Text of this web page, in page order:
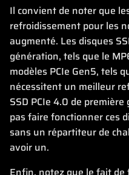
Il convient de noter que
refroidissement pour les
augmenté. Les disques
génération, tels que le
modèles PCIe Gen5, tels
nécessitent un meilleur
SSD PCIe 4.0 de
pas faire fonctionner ces
sans un répartiteur de
avoir un.